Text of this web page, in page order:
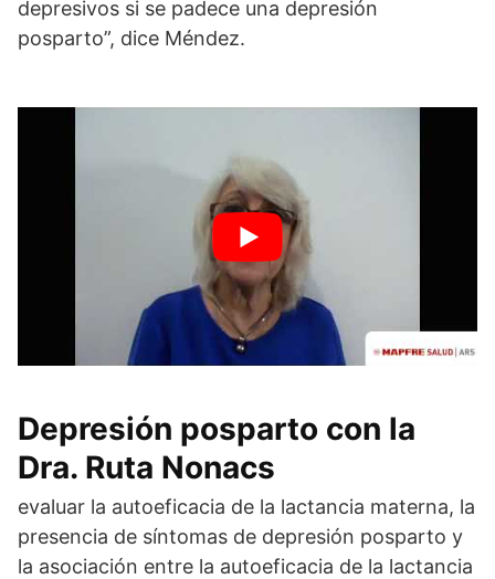
depresivos si se padece una depresión
posparto”, dice Méndez.
Depresión posparto con la
Dra. Ruta Nonacs
evaluar la autoeficacia de la lactancia materna, la
presencia de síntomas de depresión posparto y
la asociación entre la autoeficacia de la lactancia